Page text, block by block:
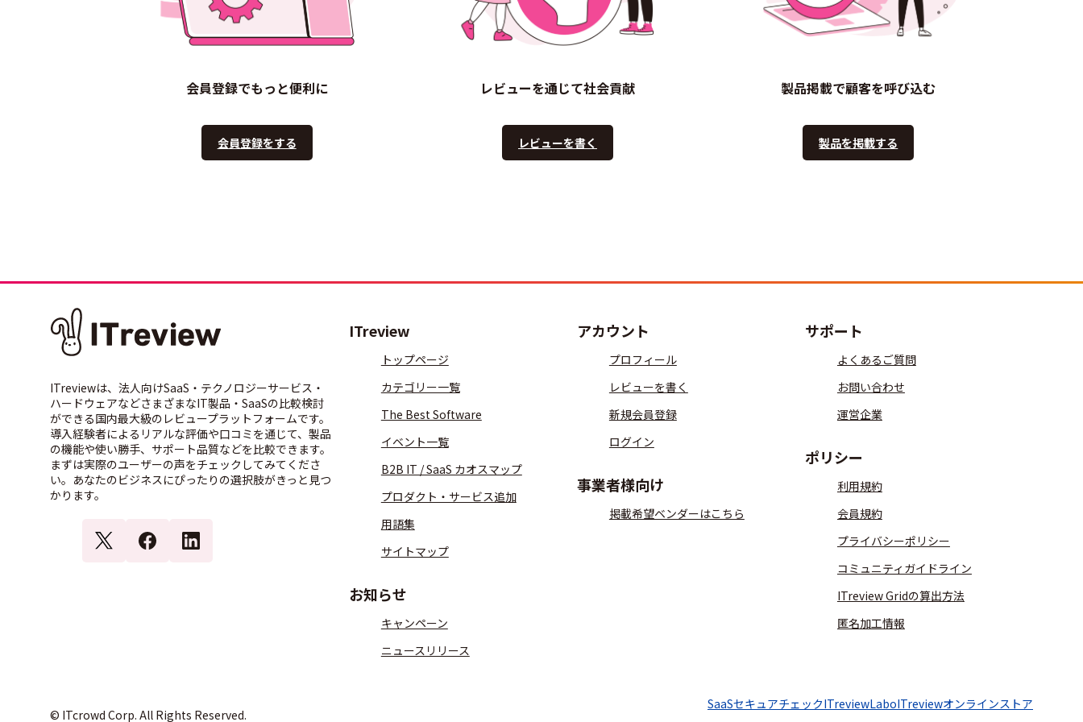
会員登録でもっと便利に
会員登録をする
レビューを通じて社会貢献
レビューを書く
製品掲載で顧客を呼び込む
製品を掲載する
ITreviewは、法人向けSaaS・テクノロジーサービス・
ハードウェアなどさまざまなIT製品・SaaSの比較検討
ができる国内最大級のレビュープラットフォームです。
導入経験者によるリアルな評価や口コミを通じて、製品
の機能や使い勝手、サポート品質などを比較できます。
まずは実際のユーザーの声をチェックしてみてくださ
い。あなたのビジネスにぴったりの選択肢がきっと見つ
かります。
ITreview
トップページ
カテゴリー一覧
The Best Software
イベント一覧
B2B IT / SaaS カオスマップ
プロダクト・サービス追加
用語集
サイトマップ
お知らせ
キャンペーン
ニュースリリース
アカウント
プロフィール
レビューを書く
新規会員登録
ログイン
事業者様向け
掲載希望ベンダーはこちら
サポート
よくあるご質問
お問い合わせ
運営企業
ポリシー
利用規約
会員規約
プライバシーポリシー
コミュニティガイドライン
ITreview Gridの算出方法
匿名加工情報
© ITcrowd Corp. All Rights Reserved.
SaaSセキュアチェックITreviewLaboITreviewオンラインストア